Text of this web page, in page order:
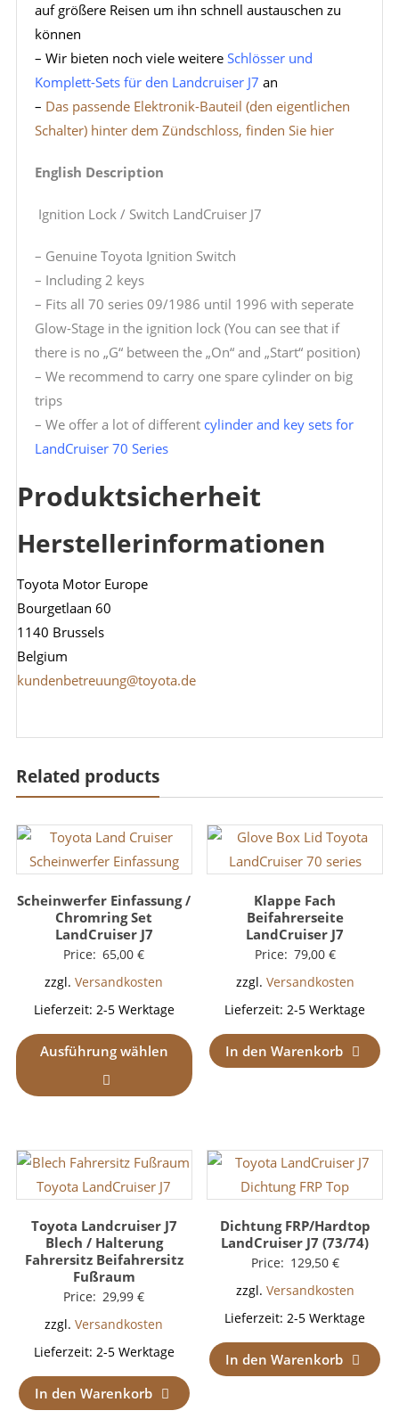
auf größere Reisen um ihn schnell austauschen zu
können
– Wir bieten noch viele weitere Schlösser und
Komplett-Sets für den Landcruiser J7 an
– Das passende Elektronik-Bauteil (den eigentlichen
Schalter) hinter dem Zündschloss, finden Sie hier
English Description
Ignition Lock / Switch LandCruiser J7
– Genuine Toyota Ignition Switch
– Including 2 keys
– Fits all 70 series 09/1986 until 1996 with seperate
Glow-Stage in the ignition lock (You can see that if
there is no „G“ between the „On“ and „Start“ position)
– We recommend to carry one spare cylinder on big
trips
– We offer a lot of different cylinder and key sets for
LandCruiser 70 Series
Produktsicherheit
Herstellerinformationen
Toyota Motor Europe
Bourgetlaan 60
1140 Brussels
Belgium
kundenbetreuung@toyota.de
Related products
Scheinwerfer Einfassung /
Chromring Set
LandCruiser J7
Price: 65,00€
zzgl.Versandkosten
Lieferzeit: 2-5 Werktage
Ausführung wählen
Klappe Fach
Beifahrerseite
LandCruiser J7
Price: 79,00 €
zzgl. Versandkosten
Lieferzeit:2-5 Werktage
In den Warenkorb
Toyota Landcruiser J7
Blech / Halterung
Fahrersitz Beifahrersitz
Fußraum
Price: 29,99€
zzgl.Versandkosten
Lieferzeit: 2-5 Werktage
In den Warenkorb
Dichtung FRP/Hardtop
LandCruiser J7 (73/74)
Price: 129,50 €
zzgl. Versandkosten
Lieferzeit:2-5 Werktage
In den Warenkorb